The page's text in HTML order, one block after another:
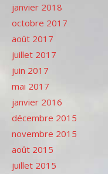
janvier 2018
octobre 2017
août 2017
juillet 2017
juin 2017
mai 2017
janvier 2016
décembre 2015
novembre 2015
août 2015
juillet 2015